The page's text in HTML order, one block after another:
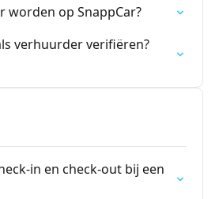
worden op SnappCar?
verhuurder verifiëren?
in en check-out bij een